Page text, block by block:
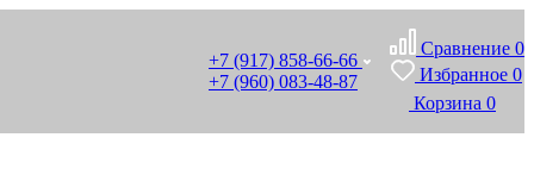
+7 (917) 858-66-66
+7 (960) 083-48-87
Сравнение 0
Избранное 0
Корзина 0